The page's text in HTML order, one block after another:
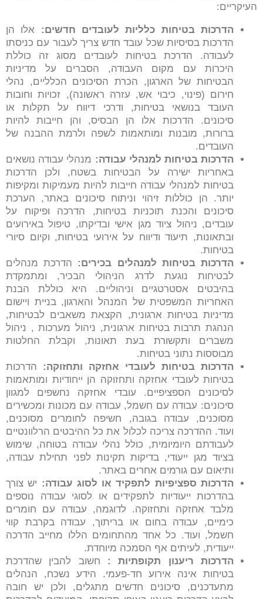
העיקריים:
הדרכות בטיחות כלליות לעובדים חדשים: אלו הן
הדרכות בסיסיות שכל עובד חדש צריך לעבור עם כניסתו
לעבודה. הדרכת בטיחות לעובדים מסוג זה כוללת
היכרות עם מקום העבודה, הסברים על מדיניות
הבטיחות של הארגון, הכרת הסיכונים הכלליים, נהלי
חירום (פינוי, כיבוי אש, עזרה ראשונה), זכויות וחובות
העובד בנושאי בטיחות, ודרכי דיווח על תקלות או
סיכונים. הדרכות אלו הן הבסיס, והן חייבות להיות
ברורות, מובנות ומותאמות לשפה ולרמת ההבנה של
העובדים.
הדרכות בטיחות למנהלי עבודה: מנהלי עבודה נושאים
באחריות ישירה על הבטיחות בשטח, ולכן הדרכות
בטיחות למנהלי עבודה חייבות להיות מעמיקות ומקיפות
יותר. הן כוללות זיהוי וניתוח סיכונים באתר, הערכת
סיכונים והכנת תוכניות בטיחות, הדרכה ופיקוח על
עובדים, ניהול ציוד מגן אישי ובדיקתו, טיפול באירועים
ובתאונות, תיעוד ודיווח על אירועי בטיחות, וקיום סיורי
בטיחות.
הדרכות בטיחות למנהלים בכירים: הדרכת מנהלים
לבטיחות נוגעת לדרג הניהולי הבכיר, ומתמקדת
בהיבטים אסטרטגיים וניהוליים. היא כוללת הבנת
האחריות המשפטית של המנהל והארגון, בניית ויישום
מדיניות בטיחות ארגונית, הקצאת משאבים לבטיחות,
הנהגת תרבות בטיחות ארגונית, ניהול מערכות , ניהול
משברים ותקשורת בעת תאונות, וקבלת החלטות
מבוססות נתוני בטיחות.
הדרכות בטיחות לעובדי אחזקה ותחזוקה: הדרכות
בטיחות לעובדי אחזקה ותחזוקה הן ייחודיות ומותאמות
לסיכונים הספציפיים. עובדי אחזקה נחשפים למגוון
סיכונים: עבודה עם חשמל, עבודה עם מכונות ומכשירים
מסוכנים, עבודה בגובה, חשיפה לחומרים מסוכנים,
ועוד. ההדרכה צריכה לכלול את כל ההיבטים הרלוונטיים
לעבודתם היומיומית, כולל נהלי עבודה בטוחה, שימוש
בציוד מגן ייעודי, בדיקות תקינות לפני תחילת עבודה,
ותיאום עם גורמים אחרים באתר.
הדרכות ספציפיות לתפקיד או לסוג עבודה: יש צורך
בהדרכות ייעודיות לתפקידים או לסוגי עבודה נוספים
מלבד אחזקה ותחזוקה. לדוגמה, עבודה עם חומרים
כימיים, עבודה בחום או בריתוך, עבודה בקרבת קווי
חשמל, ועוד. כל אחד מהתחומים הללו מחייב הדרכה
ייעודית, לעיתים אף הסמכה מיוחדת.
הדרכות ריענון תקופתיות
: חשוב להבין שהדרכת
בטיחות אינה אירוע חד-פעמי. הידע נשכח, הנהלים
מתעדכנים, סיכונים חדשים מתגלים, ולכן יש חובה